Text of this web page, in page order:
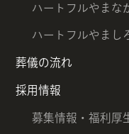
ハートフルやまな
ハートフルやまし
葬儀の流れ
採用情報
募集情報・福利厚